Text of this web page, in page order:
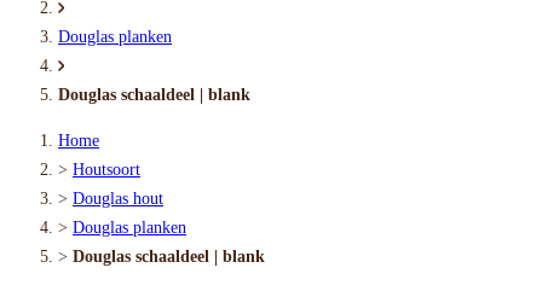
Douglas planken
Douglas schaaldeel | blank
Home
> Houtsoort
> Douglas hout
> Douglas planken
> Douglas schaaldeel | blank